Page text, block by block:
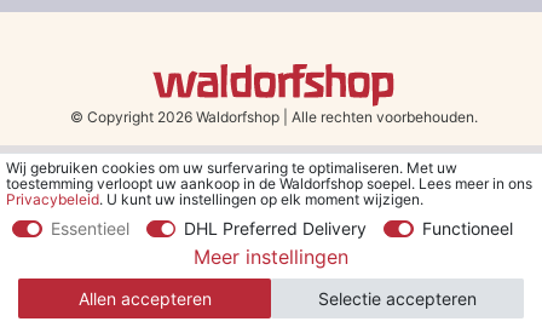
© Copyright 2026 Waldorfshop Alle rechten voorbehouden.
*Gratis verzending in Nederland en België vanaf 79 euro bij het
kiezen van de verzendmethode "DHL - Besparing op
**Je ontvangt de kortingsbon van € 5 per e-mail nadat je je hebt
aangemeld voor de nieuwsbrief. De kortingsbon is 30 dagen geldig
en geldt bij een minimale bestelwaarde van € 30.
Wij gebruiken cookies om uw surfervaring te optimaliseren. Met uw
toestemming verloopt uw aankoop in de Waldorfshop soepel. Lees meer in ons
Privacybeleid. U kunt uw instellingen op elk moment wijzigen.
Essentieel DHL Preferred Delivery Functioneel
Meer instellingen
Allen accepteren Selectie accepteren